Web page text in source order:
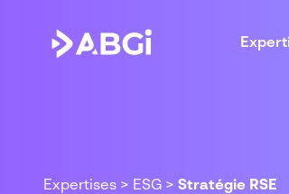
Expertises > ESG > Stratégie RSE